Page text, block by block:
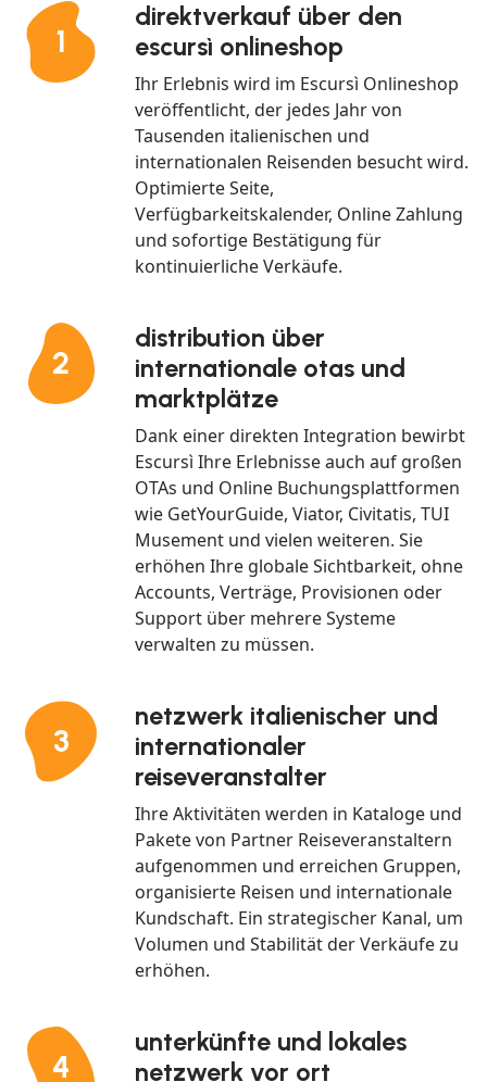
1
direktverkauf über den
escursì onlineshop
Ihr Erlebnis wird im Escursì Onlineshop
veröffentlicht, der jedes Jahr von
Tausenden italienischen und
internationalen Reisenden besucht wird.
Optimierte Seite,
Verfügbarkeitskalender, Online Zahlung
und sofortige Bestätigung für
kontinuierliche Verkäufe.
2
distribution über
internationale otas und
marktplätze
Dank einer direkten Integration bewirbt
Escursì Ihre Erlebnisse auch auf großen
OTAs und Online Buchungsplattformen
wie GetYourGuide, Viator, Civitatis, TUI
Musement und vielen weiteren. Sie
erhöhen Ihre globale Sichtbarkeit, ohne
Accounts, Verträge, Provisionen oder
Support über mehrere Systeme
verwalten zu müssen.
3
netzwerk italienischer und
internationaler
reiseveranstalter
Ihre Aktivitäten werden in Kataloge und
Pakete von Partner Reiseveranstaltern
aufgenommen und erreichen Gruppen,
organisierte Reisen und internationale
Kundschaft. Ein strategischer Kanal, um
Volumen und Stabilität der Verkäufe zu
erhöhen.
4
unterkünfte und lokales
netzwerk vor ort